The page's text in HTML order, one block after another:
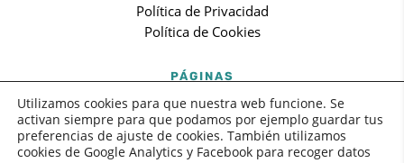
Política de Privacidad
Política de Cookies
PÁGINAS
Inicio
Sobre mi
Blog
Utilizamos cookies para que nuestra web funcione. Se
activan siempre para que podamos por ejemplo guardar tus
preferencias de ajuste de cookies. También utilizamos
cookies de Google Analytics y Facebook para recoger datos